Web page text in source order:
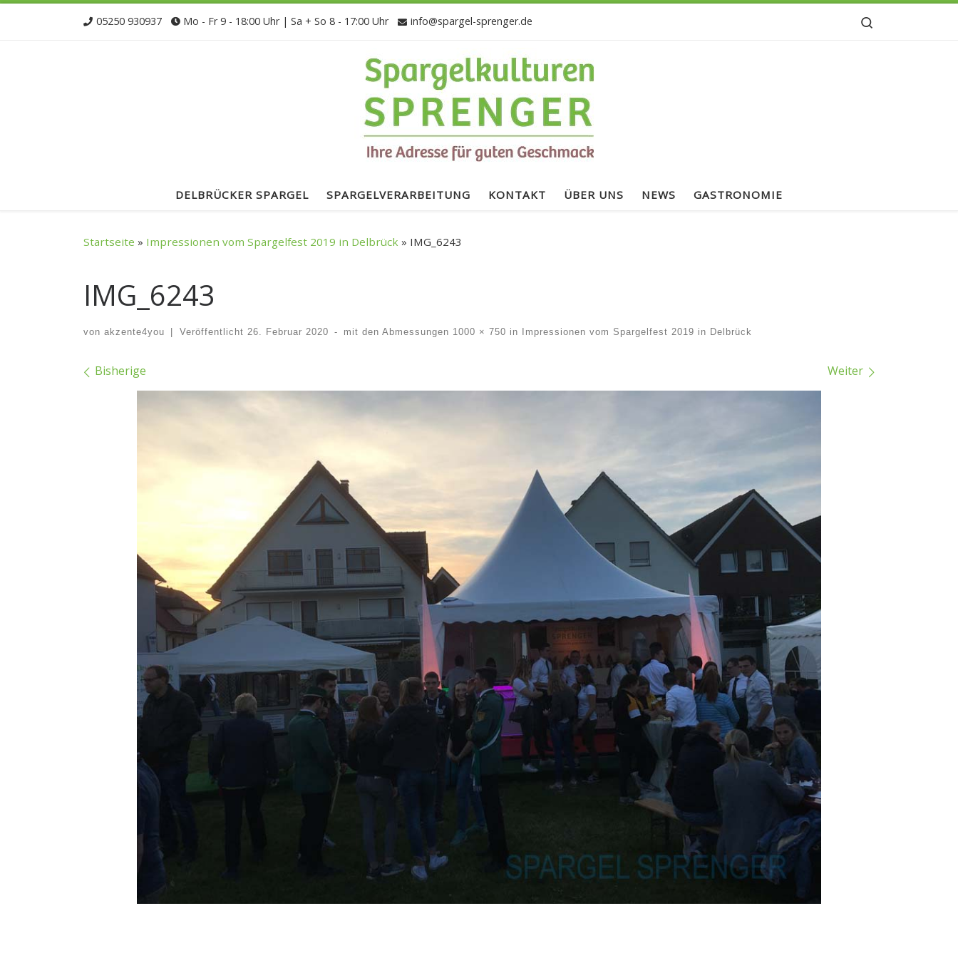
Zum Inhalt springen05250 930937 Mo - Fr 9 - 18:00 Uhr | Sa + So 8 - 17:00 Uhr info@spargel-sprenger.de
DELBRÜCKER SPARGEL SPARGELVERARBEITUNG KONTAKT ÜBER UNS NEWS GASTRONOMIE
Startseite » Impressionen vom Spargelfest 2019 in Delbrück » IMG_6243
IMG_6243
von akzente4you Veröffentlicht 26. Februar 2020 - mit den Abmessungen 1000 × 750 in Impressionen vom Spargelfest 2019 in Delbrück
Bilder Navigation
Bisherige Weiter